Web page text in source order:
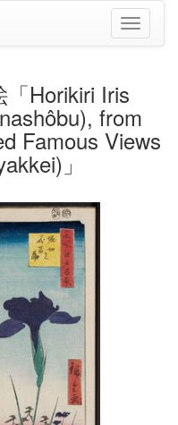
ナ
ビ
ョ
の
Horikiri Iris
from
Famous Views
」